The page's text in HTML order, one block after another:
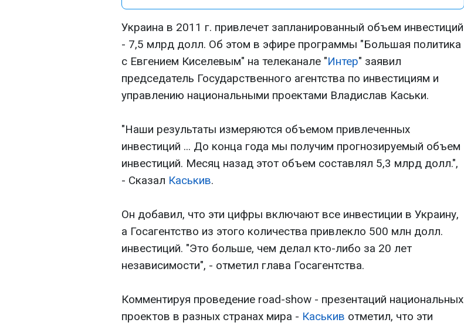
Украина в 2011 г. привлечет запланированный объем инвестиций
- 7,5 млрд долл. Об этом в эфире программы "Большая политика
с Евгением Киселевым" на телеканале "Интер" заявил
председатель Государственного агентства по инвестициям и
управлению национальными проектами Владислав Каськи.
"Наши результаты измеряются объемом привлеченных
инвестиций ... До конца года мы получим прогнозируемый объем
инвестиций. Месяц назад этот объем составлял 5,3 млрд долл.",
- Сказал Каськив.
Он добавил, что эти цифры включают все инвестиции в Украину,
а Госагентство из этого количества привлекло 500 млн долл.
инвестиций. "Это больше, чем делал кто-либо за 20 лет
независимости", - отметил глава Госагентства.
Комментируя проведение road-show - презентаций национальных
проектов в разных странах мира - Каськив отметил, что эти